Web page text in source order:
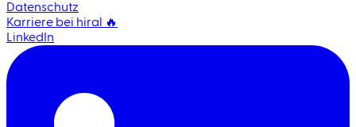
Datenschutz
Karriere bei hiral 🔥
LinkedIn